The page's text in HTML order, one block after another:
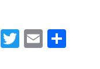
Facebook
Twitter
Email